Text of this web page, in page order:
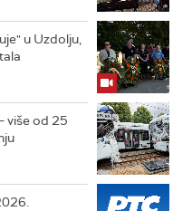
u Uzdolju,
više od 25